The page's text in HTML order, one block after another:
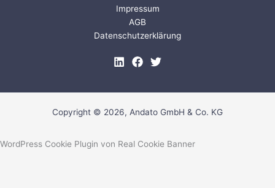
Impressum
AGB
Datenschutzerklärung
Copyright © 2026, Andato GmbH & Co. KG
WordPress Cookie Plugin von Real Cookie Banner